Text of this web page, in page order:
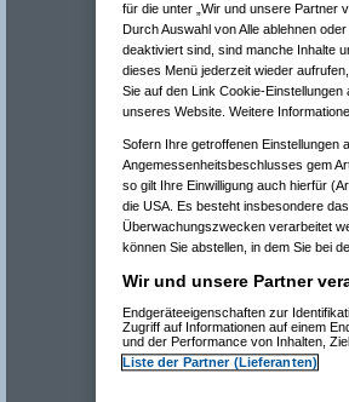
für die unter „Wir und unsere Partner
Durch Auswahl von Alle ablehnen
deaktiviert sind, sind manche Inhalte
dieses Menü jederzeit wieder
Sie auf den Link Cookie-
unseres Website. Weitere
Sofern Ihre getroffenen Einstellungen
Angemessenheitsbeschlusses gem
so gilt Ihre Einwilligung auch hierfür
die USA. Es besteht insbesondere
Überwachungszwecken verarbeitet
können Sie abstellen, in dem Sie bei
Wir und unsere Partner
Endgeräteeigenschaften zur
Zugriff auf Informationen auf einem
und der Performance von Inhalten,
Liste der Partner (Lieferanten)